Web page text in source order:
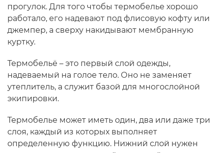
прогулок. Для того чтобы термобелье хорошо
работало, его надевают под флисовую кофту или
джемпер, а сверху накидывают мембранную
куртку.
Термобельё – это первый слой одежды,
надеваемый на голое тело. Оно не заменяет
утеплитель, а служит базой для многослойной
экипировки.
Термобелье может иметь один, два или даже три
слоя, каждый из которых выполняет
определенную функцию. Нижний слой нужен